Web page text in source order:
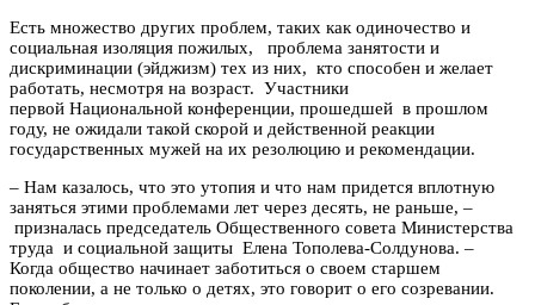
Есть множество других проблем, таких как одиночество и
социальная изоляция пожилых, проблема занятости и
дискриминации (эйджизм) тех из них, кто способен и желает
работать, несмотря на возраст. Участники
первой Национальной конференции, прошедшей в прошлом
году, не ожидали такой скорой и действенной реакции
государственных мужей на их резолюцию и рекомендации.
– Нам казалось, что это утопия и что нам придется вплотную
заняться этими проблемами лет через десять, не раньше, –
призналась председатель Общественного совета Министерства
труда и социальной защиты Елена Тополева-Солдунова. –
Когда общество начинает заботиться о своем старшем
поколении, а не только о детях, это говорит о его созревании.